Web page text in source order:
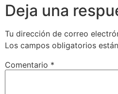
Deja una
Tu dirección de correo
Los campos obligatorios
Comentario *